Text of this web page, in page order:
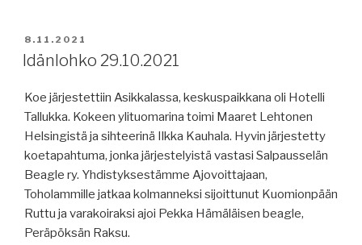
JULKAISTU
8.11.2021
Idänlohko 29.10.2021
Koe järjestettiin Asikkalassa, keskuspaikkana oli Hotelli
Tallukka. Kokeen ylituomarina toimi Maaret Lehtonen
Helsingistä ja sihteerinä Ilkka Kauhala. Hyvin järjestetty
koetapahtuma, jonka järjestelyistä vastasi Salpausselän
Beagle ry. Yhdistyksestämme Ajovoittajaan,
Toholammille jatkaa kolmanneksi sijoittunut Kuomionpään
Ruttu ja varakoiraksi ajoi Pekka Hämäläisen beagle,
Peräpöksän Raksu.